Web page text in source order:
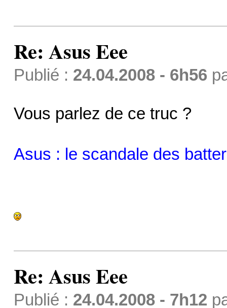
Re: Asus Eee
Publié : 24.04.2008 - 6h56
Vous parlez de ce truc ?
Asus : le scandale des
Re: Asus Eee
Publié : 24.04.2008 - 7h12